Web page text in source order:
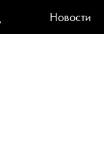
Новости